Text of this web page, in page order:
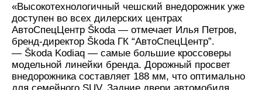
«Высокотехнологичный чешский внедорожник уже
доступен во всех дилерских центрах
АвтоСпецЦентр Škoda — отмечает Илья Петров,
бренд-директор Škoda ГК “АвтоСпецЦентр”.
— Škoda Kodiaq — самые большие кроссоверы
модельной линейки бренда. Дорожный просвет
внедорожника составляет 188 мм, что оптимально
для семейного SUV. Задние двери автомобиля